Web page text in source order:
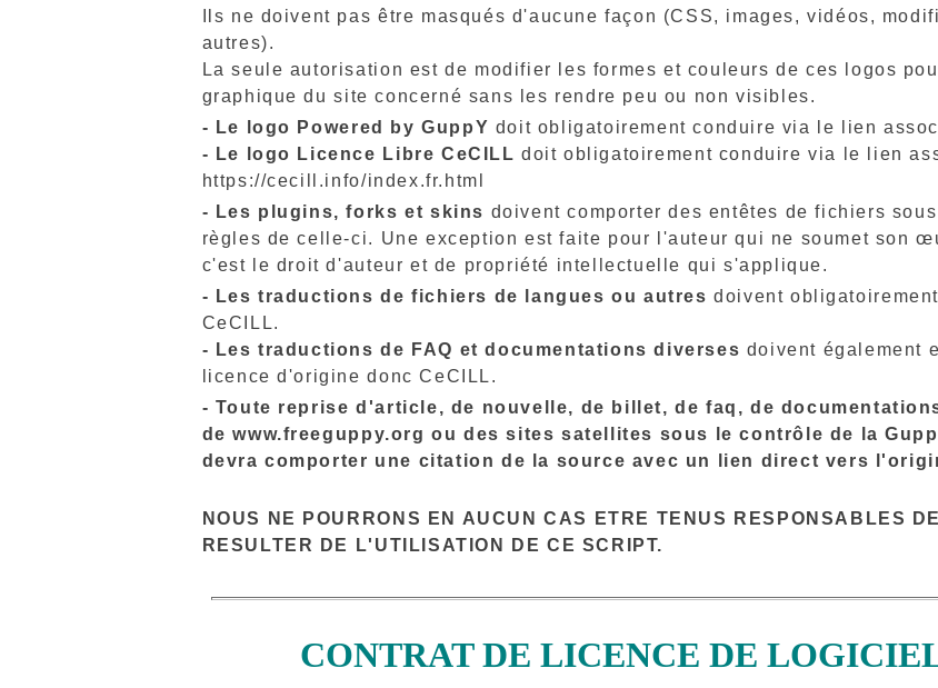
Ils ne doivent pas être masqués d'aucune façon (CSS, images, vidéos,
autres).
La seule autorisation est de modifier les formes et couleurs de ces logos
graphique du site concerné sans les rendre peu ou non visibles.
- Le logo Powered by GuppY doit obligatoirement conduire via le lien
- Le logo Licence Libre CeCILL doit obligatoirement conduire via le lien
https://cecill.info/index.fr.html
- Les plugins, forks et skins doivent comporter des entêtes de fichiers
règles de celle-ci. Une exception est faite pour l'auteur qui ne soumet son
c'est le droit d'auteur et de propriété intellectuelle qui s'applique.
- Les traductions de fichiers de langues ou autres doivent
CeCILL.
- Les traductions de FAQ et documentations diverses doivent également
licence d'origine donc CeCILL.
- Toute reprise d'article, de nouvelle, de billet, de faq, de
de www.freeguppy.org ou des sites satellites sous le contrôle de la
devra comporter une citation de la source avec un lien direct vers
NOUS NE POURRONS EN AUCUN CAS ETRE TENUS RESPONSABLES
RESULTER DE L'UTILISATION DE CE SCRIPT.